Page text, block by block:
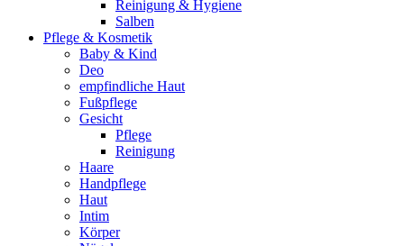
Reinigung & Hygiene
Salben
Pflege & Kosmetik
Baby & Kind
Deo
empfindliche Haut
Fußpflege
Gesicht
Pflege
Reinigung
Haare
Handpflege
Haut
Intim
Körper